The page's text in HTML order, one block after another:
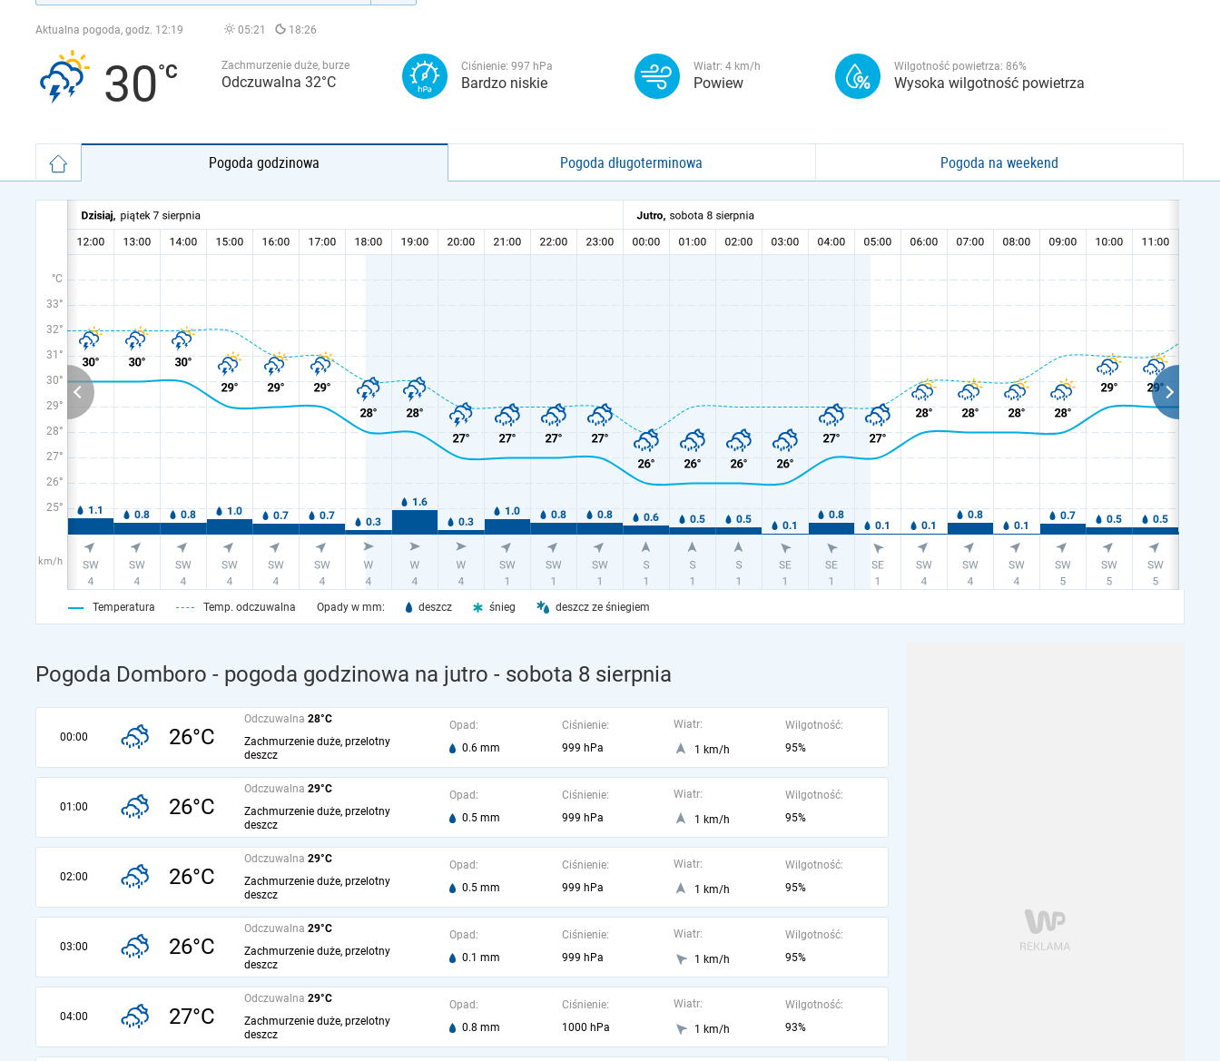
Aktualna pogoda, godz. 12:19 05:21 18:26
30 Zachmurzenie duże, burze
Odczuwalna 32°C
Ciśnienie: 997 hPa
Bardzo niskie
Wiatr: 4 km/h
Powiew
Wilgotność powietrza: 86%
Wysoka wilgotność powietrza
Pogoda godzinowa Pogoda długoterminowa Pogoda na weekend
°C
33°
32°
31°
30°
29°
28°
27°
26°
25°
km/h
Temperatura Temp. odczuwalna Opady w mm: deszcz śnieg deszcz ze śniegiem
Pogoda Domboro - pogoda godzinowa na jutro - sobota 8 sierpnia
00:00 26°C
Odczuwalna 28°C
Zachmurzenie duże, przelotny
deszcz
Opad:
0.6 mm
Ciśnienie:
999 hPa
Wiatr:
1 km/h
Wilgotność:
95%
01:00 26°C
Odczuwalna 29°C
Zachmurzenie duże, przelotny
deszcz
Opad:
0.5 mm
Ciśnienie:
999 hPa
Wiatr:
1 km/h
Wilgotność:
95%
02:00 26°C
Odczuwalna 29°C
Zachmurzenie duże, przelotny
deszcz
Opad:
0.5 mm
Ciśnienie:
999 hPa
Wiatr:
1 km/h
Wilgotność:
95%
03:00 26°C
Odczuwalna 29°C
Zachmurzenie duże, przelotny
deszcz
Opad:
0.1 mm
Ciśnienie:
999 hPa
Wiatr:
1 km/h
Wilgotność:
95%
04:00 27°C
Odczuwalna 29°C
Zachmurzenie duże, przelotny
deszcz
Opad:
0.8 mm
Ciśnienie:
1000 hPa
Wiatr:
1 km/h
Wilgotność:
93%